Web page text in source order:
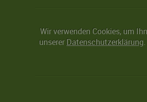
Wir verwenden Cookies, um
unserer Datenschutzerklärung